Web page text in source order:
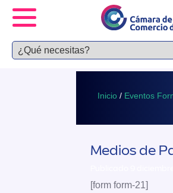
Inicio / Eventos
Medios de
[form form-21]